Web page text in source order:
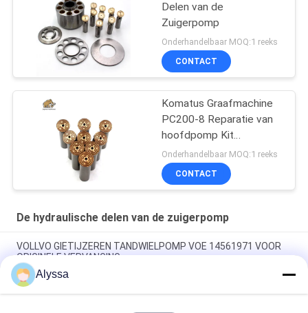
Delen van de
Zuigerpomp
Onderhandelbaar MOQ:1 reeks
CONTACT
Komatus Graafmachine
PC200-8 Reparatie van
hoofdpomp Kit
Hydraulische pomp
Onderdeel zuigerpomp
Onderhoud reparatie
Onderhandelbaar MOQ:1 reeks
CONTACT
De hydraulische delen van de zuigerpomp
VOLLVO GIETIJZEREN TANDWIELPOMP VOE 14561971 VOOR
ORIGINELE VERVANGING
VOLLVO GIETIJZEREN TANDWIELPOMP VOE 14537295 VOOR
ORIGINELE VERVANGING
Alyssa